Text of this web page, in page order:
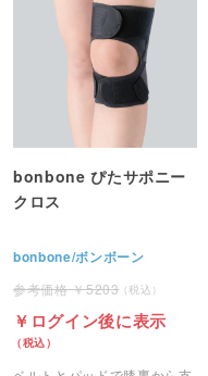
bonbone ぴたサポニー
クロス
bonbone/ボンボーン
5203
ログイン後に表示